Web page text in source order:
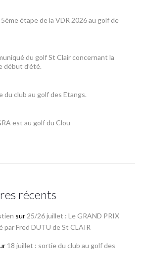
étape de la VDR 2026 au golf de
du golf St Clair concernant la
début d’été.
du club au golf des Etangs.
est au golf du Clou
récents
sur 25/26 juillet : Le GRAND PRIX
par Fred DUTU de St CLAIR
18 juillet : sortie du club au golf des